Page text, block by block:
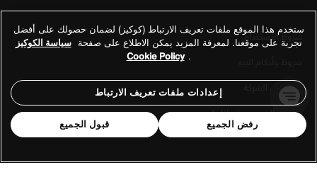
شروط الاستخدام
معلومات الشركة
سياسة الخصوصية والكوكيز
ستخدم هذا الموقع ملفات تعريف الارتباط (كوكيز) لضمان حصولك على أفضل
تجربة على موقعنا. لمعرفة المزيد يمكن الاطلاع على صفحة سياسة الكوكيز
.
Cookie Policy
إعدادات ملفات تعريف الارتباط
رفض الجميع قبول الجميع